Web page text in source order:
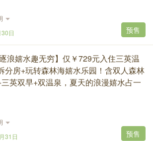
日 预售
逐浪嬉水趣无穷】仅￥729元入住三英温
分房+玩转森林海嬉水乐园！含双人森林
英双早+双温泉，夏天的浪漫嬉水占一
31日 预售